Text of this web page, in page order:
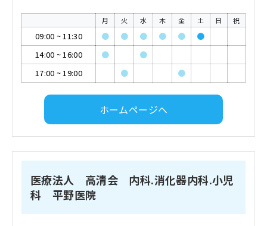
月 火 水 木 金 土 日 祝
09:00 ~11:30 ● ● ● ● ●
●
14:00 ~16:00 ●
●
17:00 ~19:00 ● ●
ホームページへ
医療法人 高清会 内科.消化器内科.小児
科 平野医院